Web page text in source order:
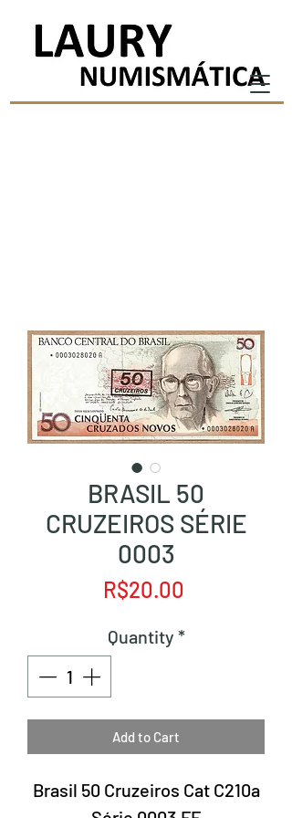
BRASIL 50
CRUZEIROS SÉRIE
0003
R$20.00
Quantity *
Add to Cart
Brasil 50 Cruzeiros Cat C210a